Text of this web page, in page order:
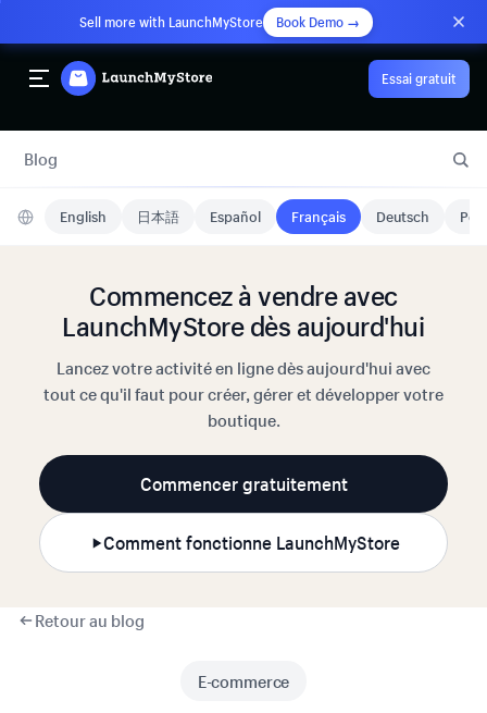
Sell more with LaunchMyStore Book Demo →
Essai gratuit
Blog
English 日本語 Español Français Deutsch
Commencez à vendre avec
LaunchMyStore dès aujourd'hui
Lancez votre activité en ligne dès aujourd'hui avec
tout ce qu'il faut pour créer, gérer et développer votre
boutique.
Commencer gratuitement
Comment fonctionne LaunchMyStore
Retour au blog
E-commerce